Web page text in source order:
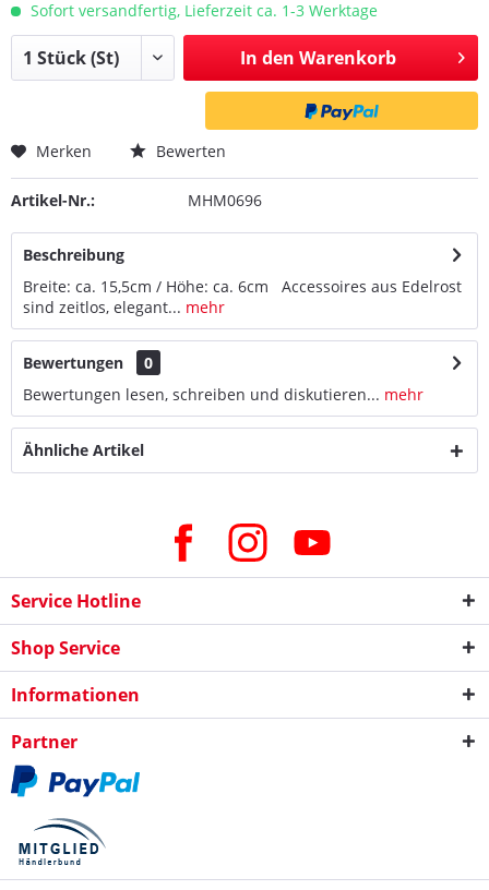
Sofort versandfertig, Lieferzeit ca. 1-3 Werktage
In den Warenkorb
Merken Bewerten
Artikel-Nr.: MHM0696
Beschreibung
Breite: ca. 15,5cm / Höhe: ca. 6cm Accessoires aus Edelrost
sind zeitlos, elegant... mehr
Bewertungen
0
Bewertungen lesen, schreiben und diskutieren... mehr
Ähnliche Artikel
Service Hotline
Shop Service
Informationen
Partner